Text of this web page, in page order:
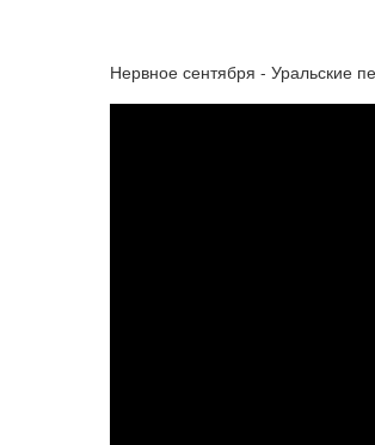
Нервное сентября - Уральские